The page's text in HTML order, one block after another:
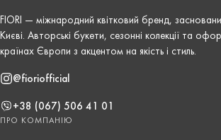
FIORI — міжнародний квітковий бренд,
Києві. Авторські букети, сезонні колекції та
країнах Європи з акцентом на якість і стиль.
@fioriofficial
+38 (067) 506 41 01
ПРО КОМПАНІЮ